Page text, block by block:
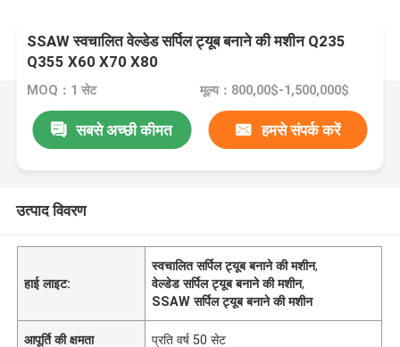
SSAW स्वचालित वेल्डेड सर्पिल ट्यूब बनाने की मशीन Q235
Q355 X60 X70 X80
MOQ：1 सेट मूल्य：800,00$-1,500,000$
सबसे अच्छी कीमत हमसे संपर्क करें
उत्पाद विवरण
हाई लाइट:
स्वचालित सर्पिल ट्यूब बनाने की मशीन,
वेल्डेड सर्पिल ट्यूब बनाने की मशीन,
SSAW सर्पिल ट्यूब बनाने की मशीन
आपूर्ति की क्षमता प्रति वर्ष 50 सेट